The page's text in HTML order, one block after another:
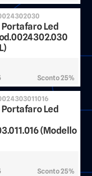
Led
Sconto 25%
Led
(Modello
Sconto 25%